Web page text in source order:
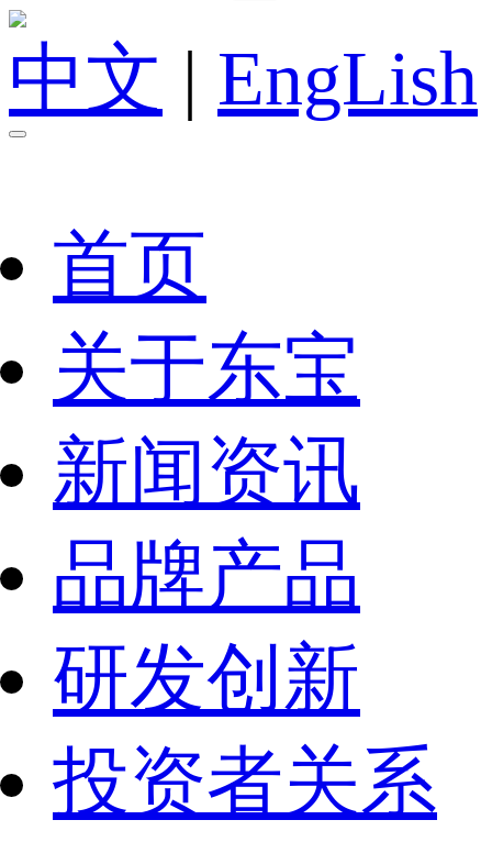
中文 | EngLish
首页
关于东宝
新闻资讯
品牌产品
研发创新
投资者关系